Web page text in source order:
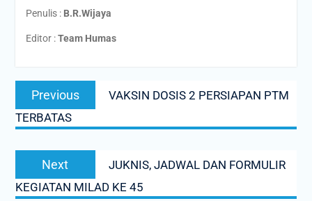
Penulis : B.R.Wijaya
Editor :Team Humas
Post
navigation
Previous
post:
VAKSIN DOSIS 2 PERSIAPAN PTM
TERBATAS
Next
post:
JUKNIS, JADWAL DAN FORMULIR
KEGIATAN MILAD KE 45